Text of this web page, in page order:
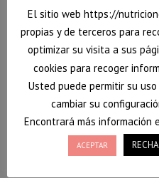
El sitio web https://
propias y de terceros para
optimizar su visita a sus
cookies para recoger
Usted puede permitir su
cambiar su
Encontrará más información
ACEPTAR